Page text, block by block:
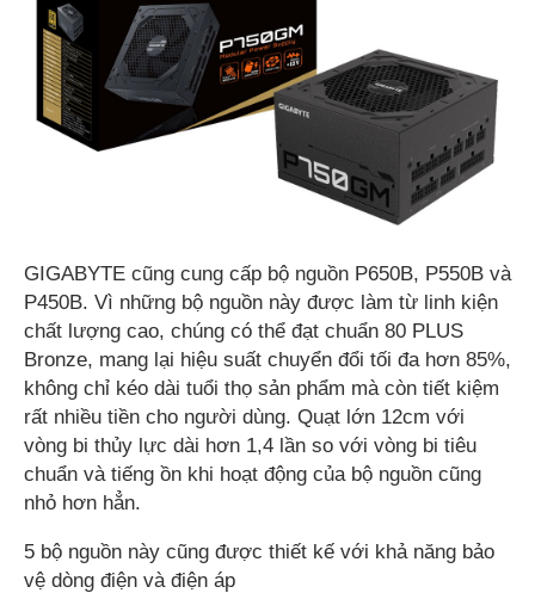
GIGABYTE cũng cung cấp bộ nguồn P650B, P550B và
P450B. Vì những bộ nguồn này được làm từ linh kiện
chất lượng cao, chúng có thể đạt chuẩn 80 PLUS
Bronze, mang lại hiệu suất chuyển đổi tối đa hơn 85%,
không chỉ kéo dài tuổi thọ sản phẩm mà còn tiết kiệm
rất nhiều tiền cho người dùng. Quạt lớn 12cm với
vòng bi thủy lực dài hơn 1,4 lần so với vòng bi tiêu
chuẩn và tiếng ồn khi hoạt động của bộ nguồn cũng
nhỏ hơn hẳn.
5 bộ nguồn này cũng được thiết kế với khả năng bảo
vệ dòng điện và điện áp